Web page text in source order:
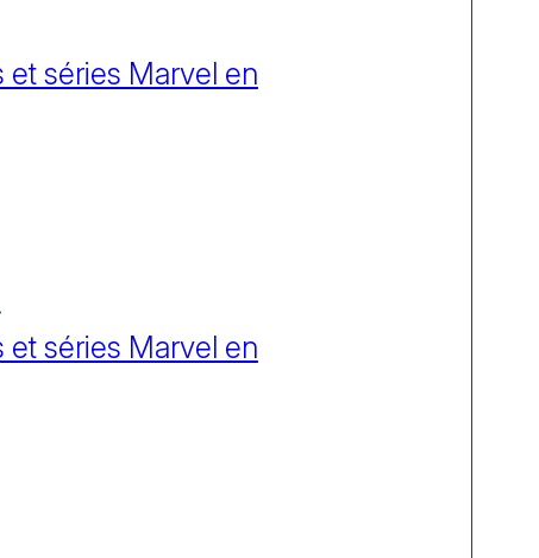
séries Marvel en
séries Marvel en